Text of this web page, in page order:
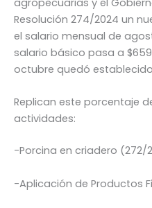
agropecuarias y el
Resolución 274/2024 un
el salario mensual de
salario básico pasa a
octubre quedó establecido
Replican este porcentaje
actividades:
-Porcina en criadero (272/
-Aplicación de Productos